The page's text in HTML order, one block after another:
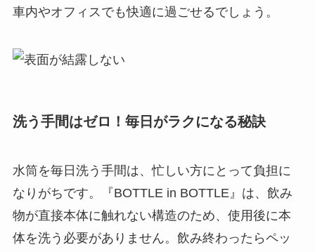
車内やオフィスでも快適に過ごせるでしょう。
洗う手間はゼロ！毎日がラクになる秘訣
水筒を毎日洗う手間は、忙しい方にとって負担に
なりがちです。『BOTTLE in BOTTLE』は、飲み
物が直接本体に触れない構造のため、使用後に本
体を洗う必要がありません。飲み終わったらペッ